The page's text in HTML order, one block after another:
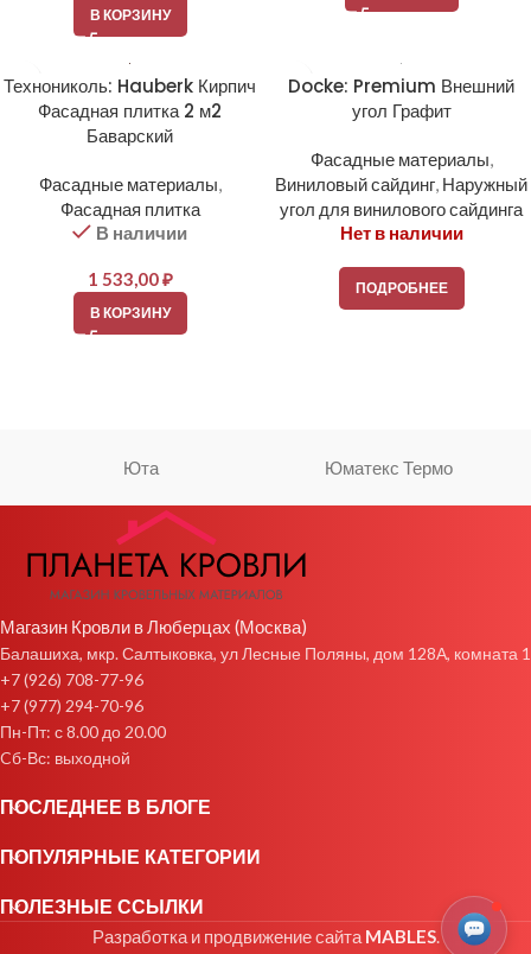
В КОРЗИНУ
Технониколь: Hauberk Кирпич
Фасадная плитка 2 м2
Баварский
Фасадные материалы,
Фасадная плитка
В наличии
1 533,00₽
В КОРЗИНУ
Docke: Premium Внешний
угол Графит
Фасадные материалы,
Виниловый сайдинг, Наружный
угол для винилового сайдинга
Нет в наличии
ПОДРОБНЕЕ
Юта Юматекс Термо
Магазин Кровли в Люберцах (Москва)
Балашиха, мкр. Салтыковка, ул Лесные Поляны, дом 128А, комната 1
+7 (926) 708-77-96
+7 (977) 294-70-96
Пн-Пт: с 8.00 до 20.00
Cб-Вс: выходной
ПОСЛЕДНЕЕ В БЛОГЕ
ПОПУЛЯРНЫЕ КАТЕГОРИИ
ПОЛЕЗНЫЕ ССЫЛКИ
Разработка и продвижение сайтаMABLES.